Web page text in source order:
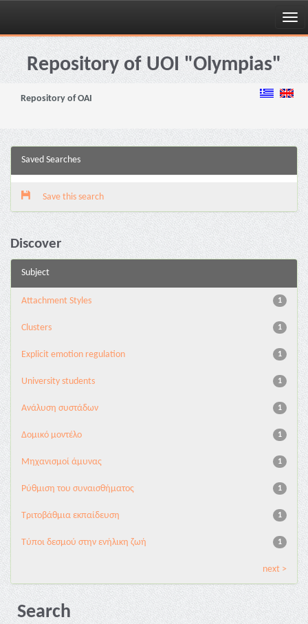
Skip
navigationRepository of UOI "Olympias"
Repository of OAI
Saved Searches
Save this search
Discover
Subject
1
Attachment Styles
1
Clusters
1
Explicit emotion regulation
1
University students
1
Ανάλυση συστάδων
1
Δομικό μοντέλο
1
Μηχανισμοί άμυνας
1
Ρύθμιση του συναισθήματος
1
Τριτοβάθμια εκπαίδευση
1
Τύποι δεσμού στην ενήλικη ζωή
next >
Search